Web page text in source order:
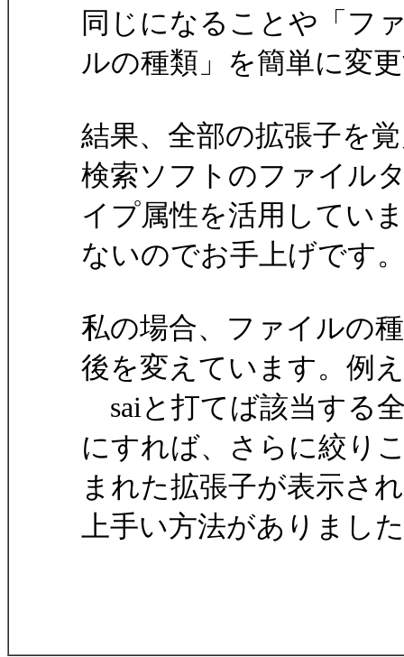
同じになることや「フ
ルの種類」を簡単に変
結果、全部の拡張子を
検索ソフトのファイル
イプ属性を活用してい
ないのでお手上げです
私の場合、ファイルの
後を変えています。例
saiと打てば該当する
にすれば、さらに絞り
まれた拡張子が表示さ
上手い方法がありまし